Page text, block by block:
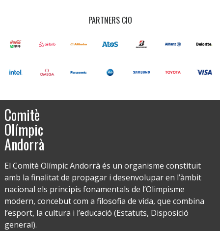
PARTNERS CIO
Comitè
Olímpic
Andorrà
El Comitè Olímpic Andorrà és un organisme constituït
amb la finalitat de propagar i desenvolupar en l’àmbit
nacional els principis fonamentals de l’Olimpisme
modern, concebut com a filosofia de vida, que combina
l’esport, la cultura i l’educació (Estatuts, Disposició
general).